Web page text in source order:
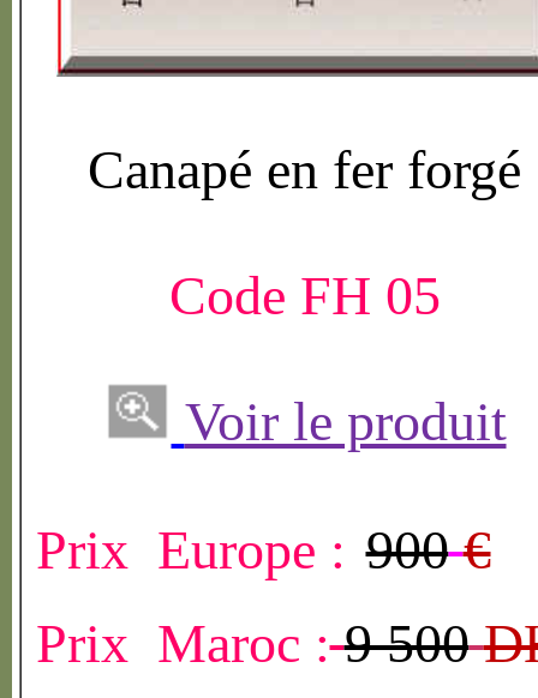
Canapé en fer forgé
Code FH 05
Voir le produit
Prix Europe : 900 €
Prix Maroc : 9 500